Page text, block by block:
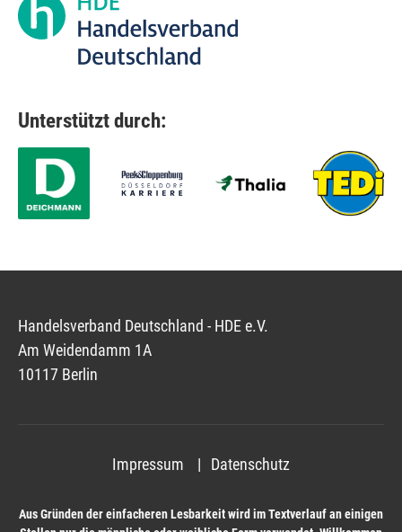
Unterstützt durch:
Handelsverband Deutschland - HDE e.V.
Am Weidendamm 1A
10117 Berlin
Aus Gründen der einfacheren Lesbarkeit wird im Textverlauf an einigen
Impressum Datenschutz